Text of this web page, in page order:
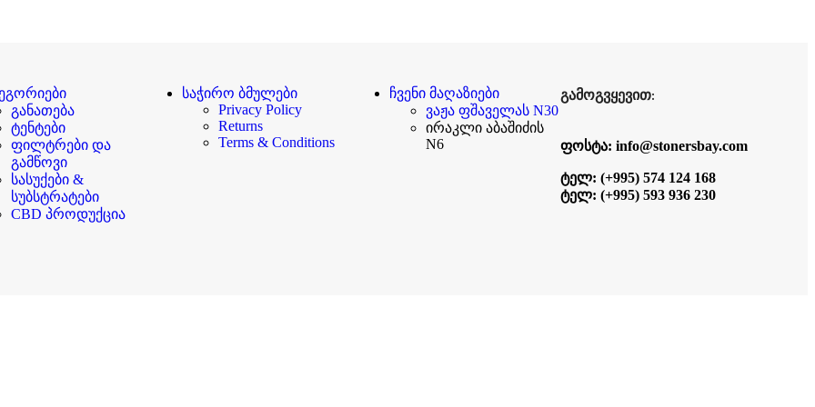
განათება
ტენტები
ფილტრები და
გამწოვი
სასუქები &
სუბსტრატები
CBD პროდუქცია
საჭირო ბმულები
Privacy Policy
Returns
Terms & Conditions
ჩვენი მაღაზიები
ვაჟა ფშაველას N30
ირაკლი აბაშიძის
N6
გამოგვყევით:
ფოსტა: info@stonersbay.com
ტელ: (+995) 574 124 168
ტელ: (+995) 593 936 230